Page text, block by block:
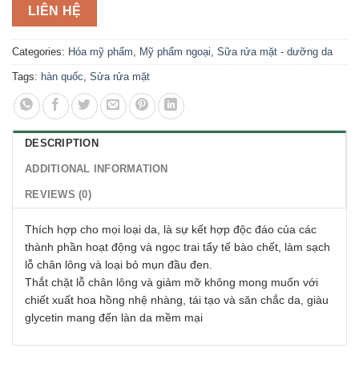
LIÊN HỆ
Categories: Hóa mỹ phẩm Mỹ phẩm ngoại Sữa rửa mặt - dưỡng da
Tags: hàn quốc Sửa rửa mặt
DESCRIPTION
ADDITIONAL INFORMATION
REVIEWS (0)
Thích hợp cho mọi loại da, là sự kết hợp độc đáo của các
thành phần hoạt động và ngọc trai tẩy tế bào chết, làm sạch
lỗ chân lông và loại bỏ mụn đầu đen.
Thắt chặt lỗ chân lông và giảm mỡ không mong muốn với
chiết xuất hoa hồng nhệ nhàng, tái tạo và săn chắc da, giàu
glycetin mang đến làn da mềm mại